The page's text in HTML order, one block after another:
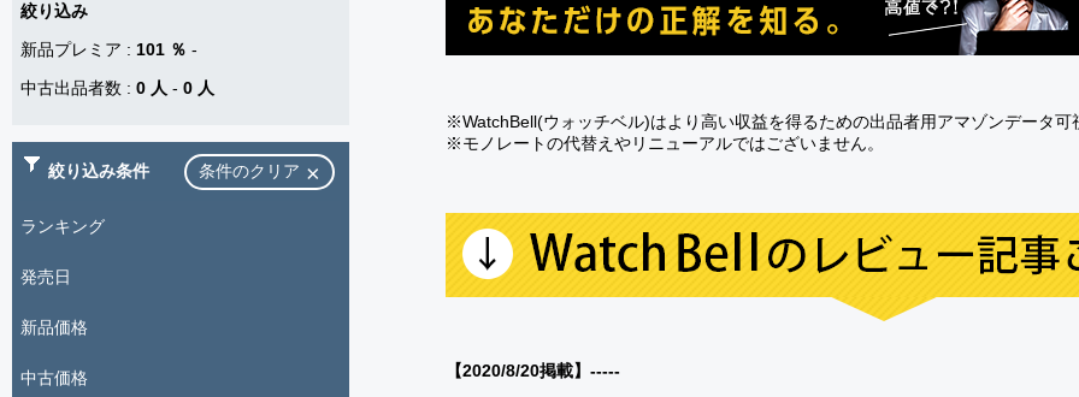
※WatchBell(ウォッチベル)はより高い収益を得るための出品者用アマゾンデータ可
※モノレートの代替えやリニューアルではございません。
【2020/8/20掲載】-----
絞り込み
新品プレミア : 101 ％ -
中古出品者数 : 0 人 - 0 人
絞り込み条件 条件のクリア
ランキング
発売日
新品価格
中古価格